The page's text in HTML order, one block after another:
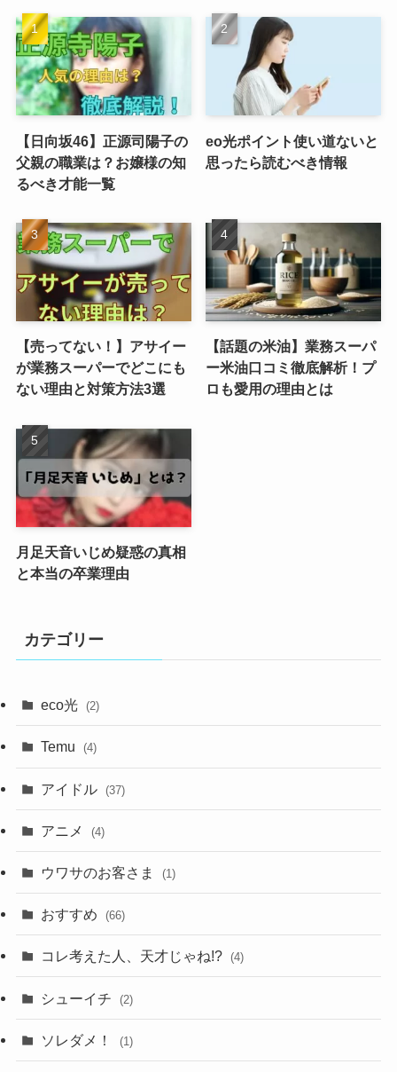
【日向坂46】正源司陽子の
父親の職業は？お嬢様の知
るべき才能一覧
eo光ポイント使い道ないと
思ったら読むべき情報
【売ってない！】アサイー
が業務スーパーでどこにも
ない理由と対策方法3選
【話題の米油】業務スーパ
ー米油口コミ徹底解析！プ
ロも愛用の理由とは
月足天音いじめ疑惑の真相
と本当の卒業理由
カテゴリー
eco光 (2)
Temu (4)
アイドル (37)
アニメ (4)
ウワサのお客さま (1)
おすすめ (66)
コレ考えた人、天才じゃね!? (4)
シューイチ (2)
ソレダメ！ (1)